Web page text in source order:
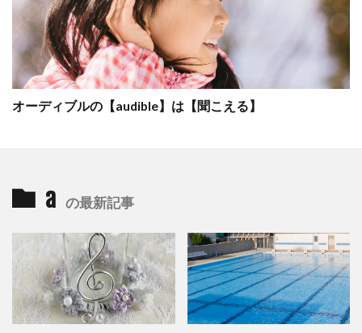
オーディブルの【audible】は【聞こえる】
a の最新記事